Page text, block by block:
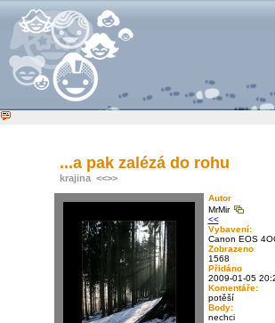
...a pak zalézá do rohu
krajina <<>>
Autor
MrMir
<<
Vybavení:
Canon EOS
Zobrazeno
1568
Přidáno
2009-01-05
Komentáře:
potěší
Body:
nechci